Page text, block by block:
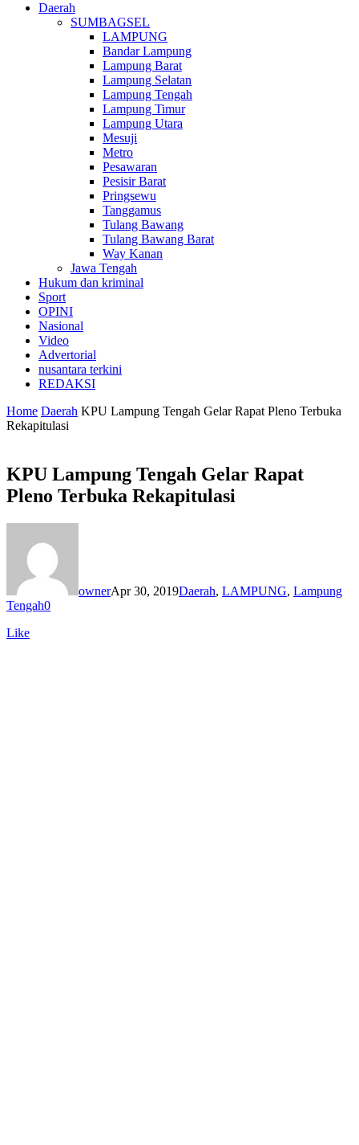
Daerah
SUMBAGSEL
LAMPUNG
Bandar Lampung
Lampung Barat
Lampung Selatan
Lampung Tengah
Lampung Timur
Lampung Utara
Mesuji
Metro
Pesawaran
Pesisir Barat
Pringsewu
Tanggamus
Tulang Bawang
Tulang Bawang Barat
Way Kanan
Jawa Tengah
Hukum dan kriminal
Sport
OPINI
Nasional
Video
Advertorial
nusantara terkini
REDAKSI
Home Daerah KPU Lampung Tengah Gelar Rapat Pleno Terbuka
Rekapitulasi
KPU Lampung Tengah Gelar Rapat
Pleno Terbuka Rekapitulasi
ownerApr 30, 2019Daerah, LAMPUNG, Lampung
Tengah0
Like